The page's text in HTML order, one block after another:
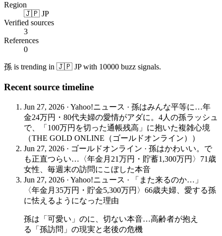
Region
🇯🇵 JP
Verified sources
3
References
0
孫 is trending in 🇯🇵 JP with 10000 buzz signals.
Recent source timeline
Jun 27, 2026 · Yahoo!ニュース · 孫はみんな平等に…年
金24万円・80代夫婦の愛情がアダに。4人の孫ラッシュ
で、「100万円を切った通帳残高」に抱いた複雑心境
（THE GOLD ONLINE（ゴールドオンライン））
Jun 27, 2026 · ゴールドオンライン · 孫はかわいい。で
も正直つらい…〈年金月21万円・貯蓄1,300万円〉71歳
女性、毎週末の訪問にこぼした本音
Jun 27, 2026 · Yahoo!ニュース ·
「また来るのか…」
〈年金月35万円・貯金5,300万円〉66歳夫婦、愛する孫
に怯えるようになった理由
孫は「可愛い」のに、切ない本音…高齢者が抱え
る「孫訪問」の現実と老後の危機